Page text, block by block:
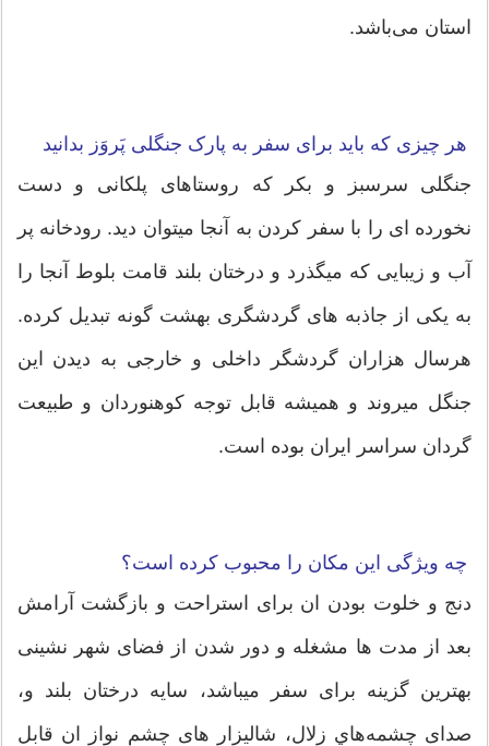
استان می‌باشد.
هر چیزی که باید برای سفر به پارک جنگلی پَروَز بدانید
جنگلی سرسبز و بکر که روستاهای پلکانی و دست
نخورده ای را با سفر کردن به آنجا میتوان دید. رودخانه پر
آب و زیبایی که میگذرد و درختان بلند قامت بلوط آنجا را
به یکی از جاذبه های گردشگری بهشت گونه تبدیل کرده.
هرسال هزاران گردشگر داخلی و خارجی به دیدن این
جنگل میروند و همیشه قابل توجه کوهنوردان و طبیعت
گردان سراسر ایران بوده است.
چه ویژگی این مکان را محبوب کرده است؟
دنج و خلوت بودن ان برای استراحت و بازگشت آرامش
بعد از مدت ها مشغله و دور شدن از فضای شهر نشینی
بهترین گزینه برای سفر میباشد، سايه درختان بلند و،
صدای چشمه‌هاي زلال، شاليزار های چشم نواز ان قابل